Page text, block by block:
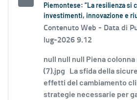
Piemontese: “La resilienza si
investimenti, innovazione e
Contenuto Web - Data di
lug-2026 9.12
null null null Piena colonna
(7).jpg La sfida della
effetti del cambiamento
strategie necessarie per